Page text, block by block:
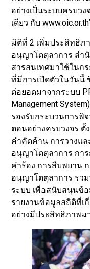
อย่างเป็นระบบครบว
เดียว กับ
มิติที่ 2 เพิ่มประสิทธิภ
อนุญาโตตุลาการ สำ
สารสนเทศมาใช้ในก
ที่มีการเปิดตัวในวันนี้
ต่อยอดมาจากระบบ
Management
รองรับกระบวนการ
ตอนอย่างครบวงจร
คำคัดค้าน การวางแล
อนุญาโตตุลาการ กา
คำร้อง การสืบพยาน
อนุญาโตตุลาการ รว
ระบบ เพื่อสนับสนุนข้
รายงานข้อมูลสถิติที่เ
อย่างมีประสิทธิภาพม